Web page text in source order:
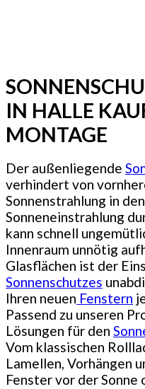
IN HALLE
MONTAGE
Der außenliegende
verhindert von
Sonnenstrahlung in
Sonneneinstrahlung
kann schnell
Innenraum unnötig
Glasflächen ist der
Sonnenschutzes
Ihren neuen Fenstern
Passend zu unseren
Lösungen für den
Vom klassischen
Lamellen, Vorhängen
Fenster vor der Sonne